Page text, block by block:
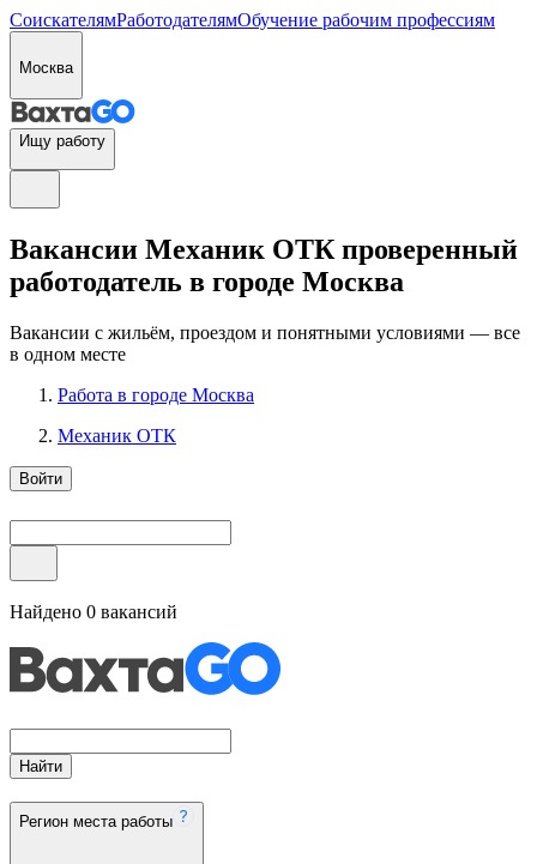
СоискателямРаботодателямОбучение рабочим профессиям
Москва
Ищу работу
Вакансии Механик ОТК проверенный
работодатель в городе Москва
Вакансии с жильём, проездом и понятными условиями — все
в одном месте
Работа в городе Москва
Механик ОТК
Войти
Найдено 0 вакансий
Найти
Регион места работы